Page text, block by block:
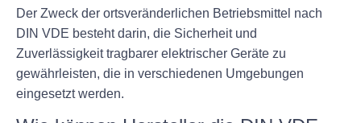
Der Zweck der ortsveränderlichen Betriebsmittel nach
DIN VDE besteht darin, die Sicherheit und
Zuverlässigkeit tragbarer elektrischer Geräte zu
gewährleisten, die in verschiedenen Umgebungen
eingesetzt werden.